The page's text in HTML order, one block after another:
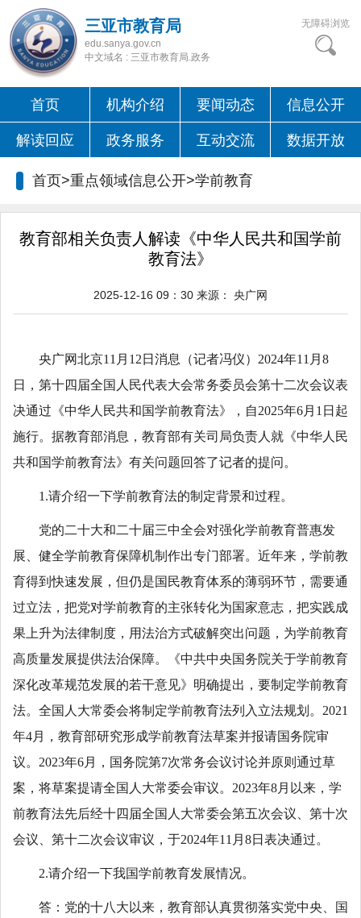
三亚市教育局
edu.sanya.gov.cn
中文域名 : 三亚市教育局.政务
无障碍浏览
首页 机构介绍 要闻动态 信息公开
解读回应 政务服务 互动交流 数据开放
首页>重点领域信息公开>学前教育
教育部相关负责人解读《中华人民共和国学前
教育法》
2025-12-16 09：30 来源： 央广网
央广网北京11月12日消息（记者冯仪）2024年11月8
日，第十四届全国人民代表大会常务委员会第十二次会议表
决通过《中华人民共和国学前教育法》，自2025年6月1日起
施行。据教育部消息，教育部有关司局负责人就《中华人民
共和国学前教育法》有关问题回答了记者的提问。
1.请介绍一下学前教育法的制定背景和过程。
党的二十大和二十届三中全会对强化学前教育普惠发
展、健全学前教育保障机制作出专门部署。近年来，学前教
育得到快速发展，但仍是国民教育体系的薄弱环节，需要通
过立法，把党对学前教育的主张转化为国家意志，把实践成
果上升为法律制度，用法治方式破解突出问题，为学前教育
高质量发展提供法治保障。《中共中央国务院关于学前教育
深化改革规范发展的若干意见》明确提出，要制定学前教育
法。全国人大常委会将制定学前教育法列入立法规划。2021
年4月，教育部研究形成学前教育法草案并报请国务院审
议。2023年6月，国务院第7次常务会议讨论并原则通过草
案，将草案提请全国人大常委会审议。2023年8月以来，学
前教育法先后经十四届全国人大常委会第五次会议、第十次
会议、第十二次会议审议，于2024年11月8日表决通过。
2.请介绍一下我国学前教育发展情况。
答：党的十八大以来，教育部认真贯彻落实党中央、国